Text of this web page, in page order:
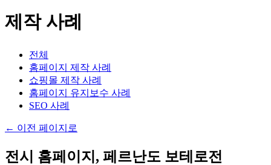
제작 사례
전체
홈페이지 제작 사례
쇼핑몰 제작 사례
홈페이지 유지보수 사례
SEO 사례
← 이전 페이지로
전시 홈페이지, 페르난도 보테로전